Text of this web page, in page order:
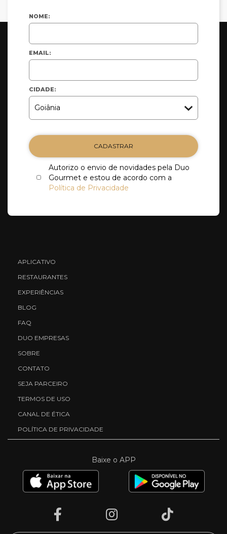
NOME:
EMAIL:
CIDADE:
CADASTRAR
Autorizo o envio de novidades pela Duo
Gourmet e estou de acordo com a
Política de Privacidade
APLICATIVO
RESTAURANTES
EXPERIÊNCIAS
BLOG
FAQ
DUO EMPRESAS
SOBRE
CONTATO
SEJA PARCEIRO
TERMOS DE USO
CANAL DE ÉTICA
POLÍTICA DE PRIVACIDADE
Baixe o APP